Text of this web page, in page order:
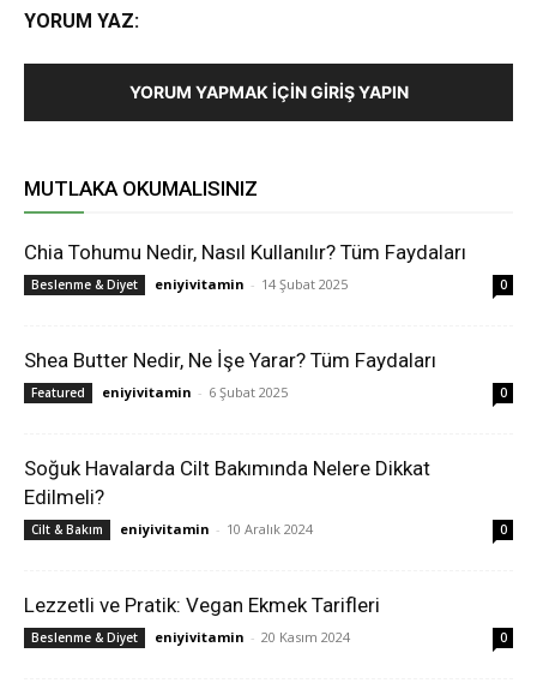
YORUM YAZ:
YORUM YAPMAK İÇIN GIRIŞ YAPIN
MUTLAKA OKUMALISINIZ
Chia Tohumu Nedir, Nasıl Kullanılır? Tüm Faydaları
Beslenme & Diyet eniyivitamin - 14 Şubat 2025 0
Shea Butter Nedir, Ne İşe Yarar? Tüm Faydaları
Featured eniyivitamin - 6 Şubat 2025 0
Soğuk Havalarda Cilt Bakımında Nelere Dikkat
Edilmeli?
Cilt & Bakım eniyivitamin - 10 Aralık 2024 0
Lezzetli ve Pratik: Vegan Ekmek Tarifleri
Beslenme & Diyet eniyivitamin - 20 Kasım 2024 0